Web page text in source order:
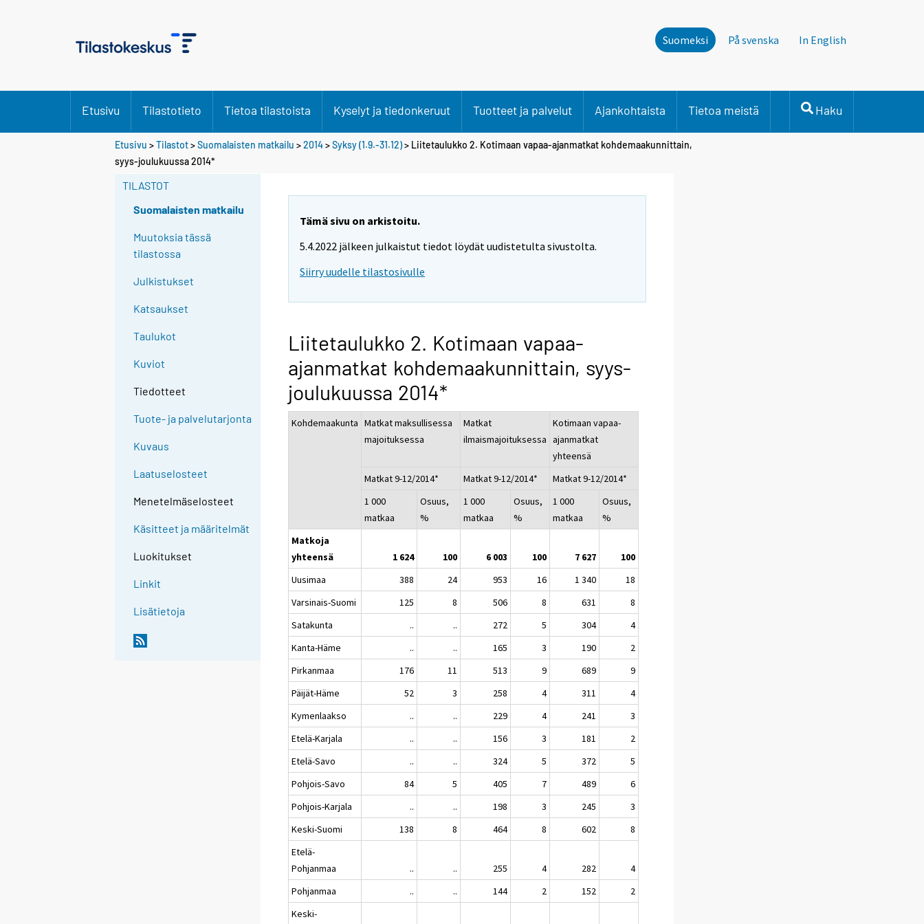
Suomeksi På svenska In English
Etusivu Tilastotieto Tietoa tilastoista Kyselyt ja tiedonkeruut Tuotteet ja palvelut Ajankohtaista Tietoa meistä Haku
Etusivu >Tilastot>Suomalaisten matkailu >2014>Syksy (1.9.-31.12)> Liitetaulukko 2. Kotimaan vapaa-ajanmatkat kohdemaakunnittain,
syys-joulukuussa 2014*
TILASTOT
Suomalaisten matkailu
Muutoksia tässä
tilastossa
Julkistukset
Katsaukset
Taulukot
Kuviot
Tiedotteet
Tuote- ja palvelutarjonta
Kuvaus
Laatuselosteet
Menetelmäselosteet
Käsitteet ja määritelmät
Luokitukset
Linkit
Lisätietoja
Tämä sivu on arkistoitu.
5.4.2022 jälkeen julkaistut tiedot löydät uudistetulta sivustolta.
Siirry uudelle tilastosivulle
Liitetaulukko 2. Kotimaan vapaa-
ajanmatkat kohdemaakunnittain, syys-
joulukuussa 2014*
Kohdemaakunta Matkat maksullisessa
majoituksessa
Matkat
ilmaismajoituksessa
Kotimaan vapaa-
ajanmatkat
yhteensä
Matkat 9-12/2014*
Matkat 9-12/2014*
Matkat 9-12/2014*
1 000
matkaa
Osuus,
%
1 000
matkaa
Osuus,
%
1 000
matkaa
Osuus,
%
Matkoja
yhteensä
1 624 100 6 003 100 7 627
100
Uusimaa
388 24 953 16 1 340
18
Varsinais-Suomi
125 8 506 8 631
8
Satakunta
.. .. 272 5 304
4
Kanta-Häme
.. .. 165 3 190
2
Pirkanmaa
176 11 513 9 689
9
Päijät-Häme
52 3 258 4 311
4
Kymenlaakso
.. .. 229 4 241
3
Etelä-Karjala
.. .. 156 3 181
2
Etelä-Savo
.. .. 324 5 372
5
Pohjois-Savo
84 5 405 7 489
6
Pohjois-Karjala
.. .. 198 3 245
3
Keski-Suomi
138 8 464 8 602
8
Etelä-
Pohjanmaa
.. .. 255 4 282
4
Pohjanmaa
.. .. 144 2 152
2
Keski-